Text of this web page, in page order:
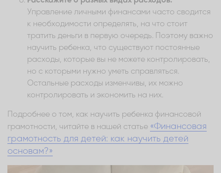
Управление личными финансами часто сводится
к необходимости определять, на что стоит
тратить деньги в первую очередь. Поэтому важно
научить ребенка, что существуют постоянные
расходы, которые вы не можете контролировать,
но с которыми нужно уметь справляться.
Остальные расходы изменчивы, их можно
контролировать и экономить на них.
Подробнее о том, как научить ребенка финансовой
грамотности, читайте в нашей статье «Финансовая
грамотность для детей: как научить детей
основам?»